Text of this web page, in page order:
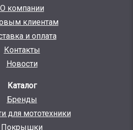
О компании
клиентам
и оплата
Контакты
Новости
Каталог
Бренды
для мототехники
Покрышки